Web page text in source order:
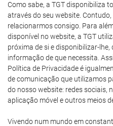
Como sabe, a TGT disponibiliza
através do seu website.
relacionarmos consigo. Para
disponível no website, a TGT
próxima de si e disponibilizar-
informação de que necessita.
Política de Privacidade é
de comunicação que utilizamos
do nosso website: redes sociais,
aplicação móvel e outros meios
Vivendo num mundo em